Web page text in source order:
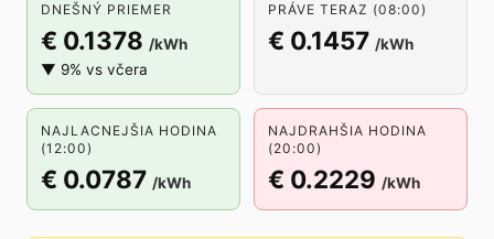
DNEŠNÝ PRIEMER
€ 0.1378 /kWh
▼ 9% vs včera
PRÁVE TERAZ (08:00)
€ 0.1457 /kWh
NAJLACNEJŠIA HODINA
(12:00)
€ 0.0787 /kWh
NAJDRAHŠIA HODINA
(20:00)
€ 0.2229 /kWh